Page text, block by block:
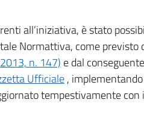
all’iniziativa, è stato
Normattiva, come previsto
n. 147) e dal conseguente
Ufficiale, implementando
tempestivamente con i